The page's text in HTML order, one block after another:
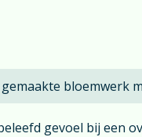
bloemwerk
gevoel bij een